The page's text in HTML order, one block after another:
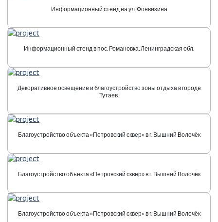
Информационный стенд на ул. Фонвизина
Информационный стенд в пос. Романовка, Ленинградская обл.
Декоративное освещение и благоустройство зоны отдыха в городе
Тутаев.
Благоустройство объекта «Петровский сквер» в г. Вышний Волочёк
Благоустройство объекта «Петровский сквер» в г. Вышний Волочёк
Благоустройство объекта «Петровский сквер» в г. Вышний Волочёк